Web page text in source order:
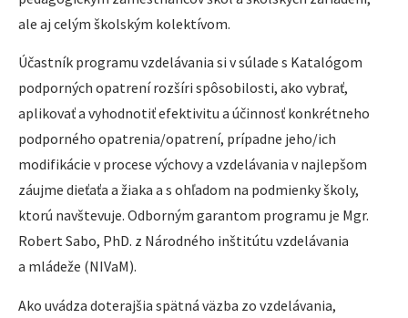
ale aj celým školským kolektívom.
Účastník programu vzdelávania si v súlade s Katalógom
podporných opatrení rozšíri spôsobilosti, ako vybrať,
aplikovať a vyhodnotiť efektivitu a účinnosť konkrétneho
podporného opatrenia/opatrení, prípadne jeho/ich
modifikácie v procese výchovy a vzdelávania v najlepšom
záujme dieťaťa a žiaka a s ohľadom na podmienky školy,
ktorú navštevuje. Odborným garantom programu je Mgr.
Robert Sabo, PhD. z Národného inštitútu vzdelávania
a mládeže (NIVaM).
Ako uvádza doterajšia spätná väzba zo vzdelávania,